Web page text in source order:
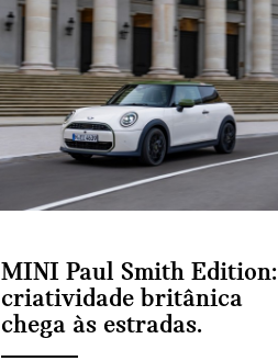
MINI Paul Smith Edition:
criatividade britânica
chega às estradas.